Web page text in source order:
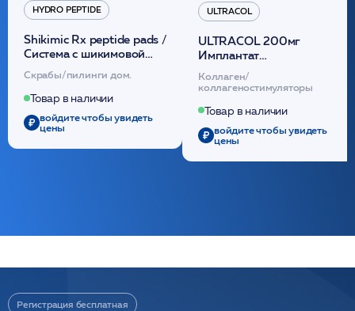
HYDRO PEPTIDE
Shikimic Rx peptide pads /
Cистема с шикимовой
кислотой обновляющая
(30шт) /HP
Скрабы/пилинги дом.
Товар в наличии
войдите чтобы увидеть
цены
ULTRACOL
ULTRACOL 200мг
Имплантат
внутридермальный,
стерильный на основе
полидиоксанона
/ULTRACOL
Коллаген/
коллагеностимуляторы
Товар в наличии
войдите чтобы увидеть
цены
Регистрация бесплатная